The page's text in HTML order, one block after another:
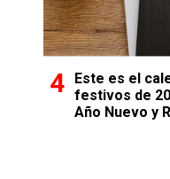
Este es el
festivos de
Año Nuevo y